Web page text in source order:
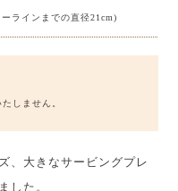
ラインまでの直径21cm)
しません。
、大きなサービングプレ
した。